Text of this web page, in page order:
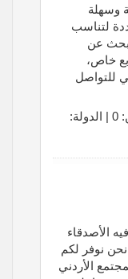
وسهلة
لتناسب
عن
خاص،
للتواصل
الأصدقاء
نحن نوفر لكم
الأردني